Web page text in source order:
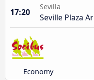
17:20
Sevilla
Seville Plaza
Economy